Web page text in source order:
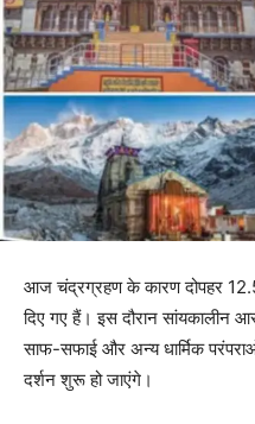
आज चंद्रग्रहण के कारण दोपहर
दिए गए हैं। इस दौरान सांयकालीन
साफ-सफाई और अन्य धार्मिक
दर्शन शुरू हो जाएंगे।